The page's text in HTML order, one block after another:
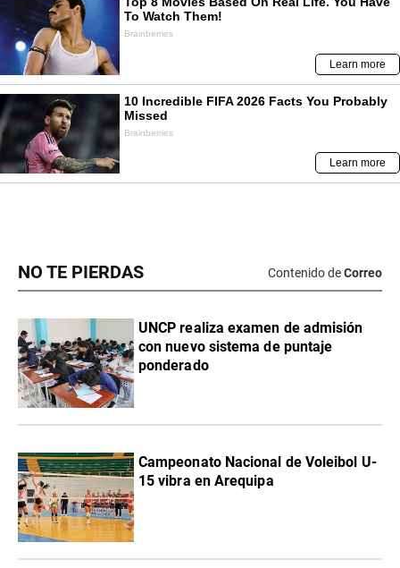
NO TE PIERDAS Contenido deCorreo
UNCP realiza examen de admisión
con nuevo sistema de puntaje
ponderado
Campeonato Nacional de Voleibol U-
15 vibra en Arequipa